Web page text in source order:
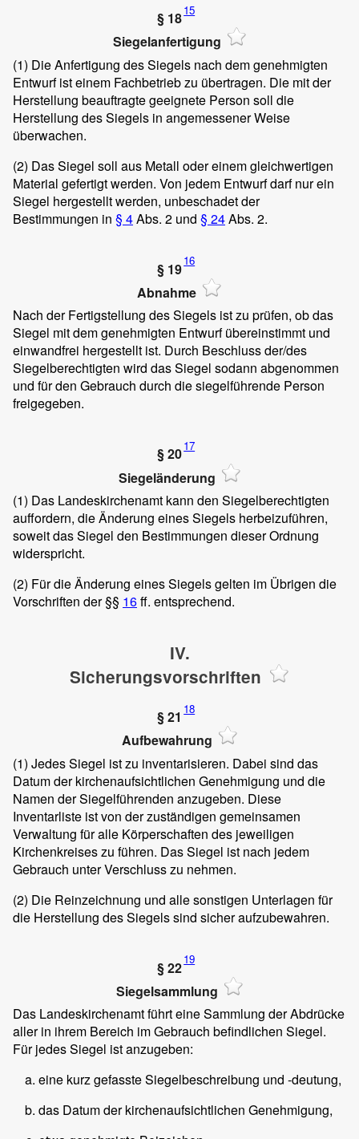
§ 1815
Siegelanfertigung
(1) Die Anfertigung des Siegels nach dem genehmigten
Entwurf ist einem Fachbetrieb zu übertragen. Die mit der
Herstellung beauftragte geeignete Person soll die
Herstellung des Siegels in angemessener Weise
überwachen.
(2) Das Siegel soll aus Metall oder einem gleichwertigen
Material gefertigt werden. Von jedem Entwurf darf nur ein
Siegel hergestellt werden, unbeschadet der
Bestimmungen in § 4Abs. 2 und § 24Abs. 2.
§ 1916
Abnahme
Nach der Fertigstellung des Siegels ist zu prüfen, ob das
Siegel mit dem genehmigten Entwurf übereinstimmt und
einwandfrei hergestellt ist. Durch Beschluss der/des
Siegelberechtigten wird das Siegel sodann abgenommen
und für den Gebrauch durch die siegelführende Person
freigegeben.
§ 2017
Siegeländerung
(1) Das Landeskirchenamt kann den Siegelberechtigten
auffordern, die Änderung eines Siegels herbeizuführen,
soweit das Siegel den Bestimmungen dieser Ordnung
widerspricht.
(2) Für die Änderung eines Siegels gelten im Übrigen die
Vorschriften der §§ 16ff. entsprechend.
IV.
Sicherungsvorschriften
§ 21 18
Aufbewahrung
(1) Jedes Siegel ist zu inventarisieren. Dabei sind das
Datum der kirchenaufsichtlichen Genehmigung und die
Namen der Siegelführenden anzugeben. Diese
Inventarliste ist von der zuständigen gemeinsamen
Verwaltung für alle Körperschaften des jeweiligen
Kirchenkreises zu führen. Das Siegel ist nach jedem
Gebrauch unter Verschluss zu nehmen.
(2) Die Reinzeichnung und alle sonstigen Unterlagen für
die Herstellung des Siegels sind sicher aufzubewahren.
§ 2219
Siegelsammlung
Das Landeskirchenamt führt eine Sammlung der Abdrücke
aller in ihrem Bereich im Gebrauch befindlichen Siegel.
Für jedes Siegel ist anzugeben:
eine kurz gefasste Siegelbeschreibung und -deutung,
das Datum der kirchenaufsichtlichen Genehmigung,